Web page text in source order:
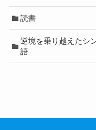
読書
逆境を乗り越えたシ
語